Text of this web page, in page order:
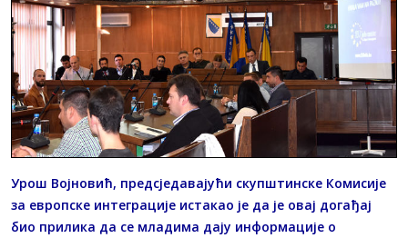
Урош Војновић, предсједавајући скупштинске Комисије
за европске интеграције истакао је да је овај догађај
био прилика да се младима дају информације о